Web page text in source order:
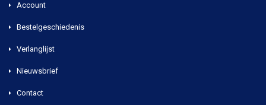
Account
Bestelgeschiedenis
Verlanglijst
Nieuwsbrief
Contact